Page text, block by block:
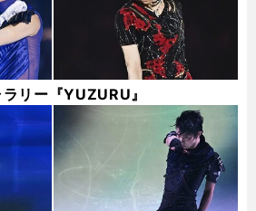
リー『YUZURU』